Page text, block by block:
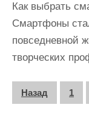
Как выбрать
Смартфоны
повседневной
творческих
ПНазад 1